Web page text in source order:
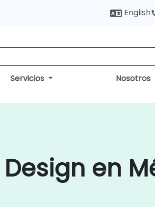
English
Servicios Nosotros
en